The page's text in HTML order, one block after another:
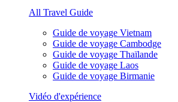
All Travel Guide
Guide de voyage Vietnam
Guide de voyage Cambodge
Guide de voyage Thaïlande
Guide de voyage Laos
Guide de voyage Birmanie
Vidéo d'expérience